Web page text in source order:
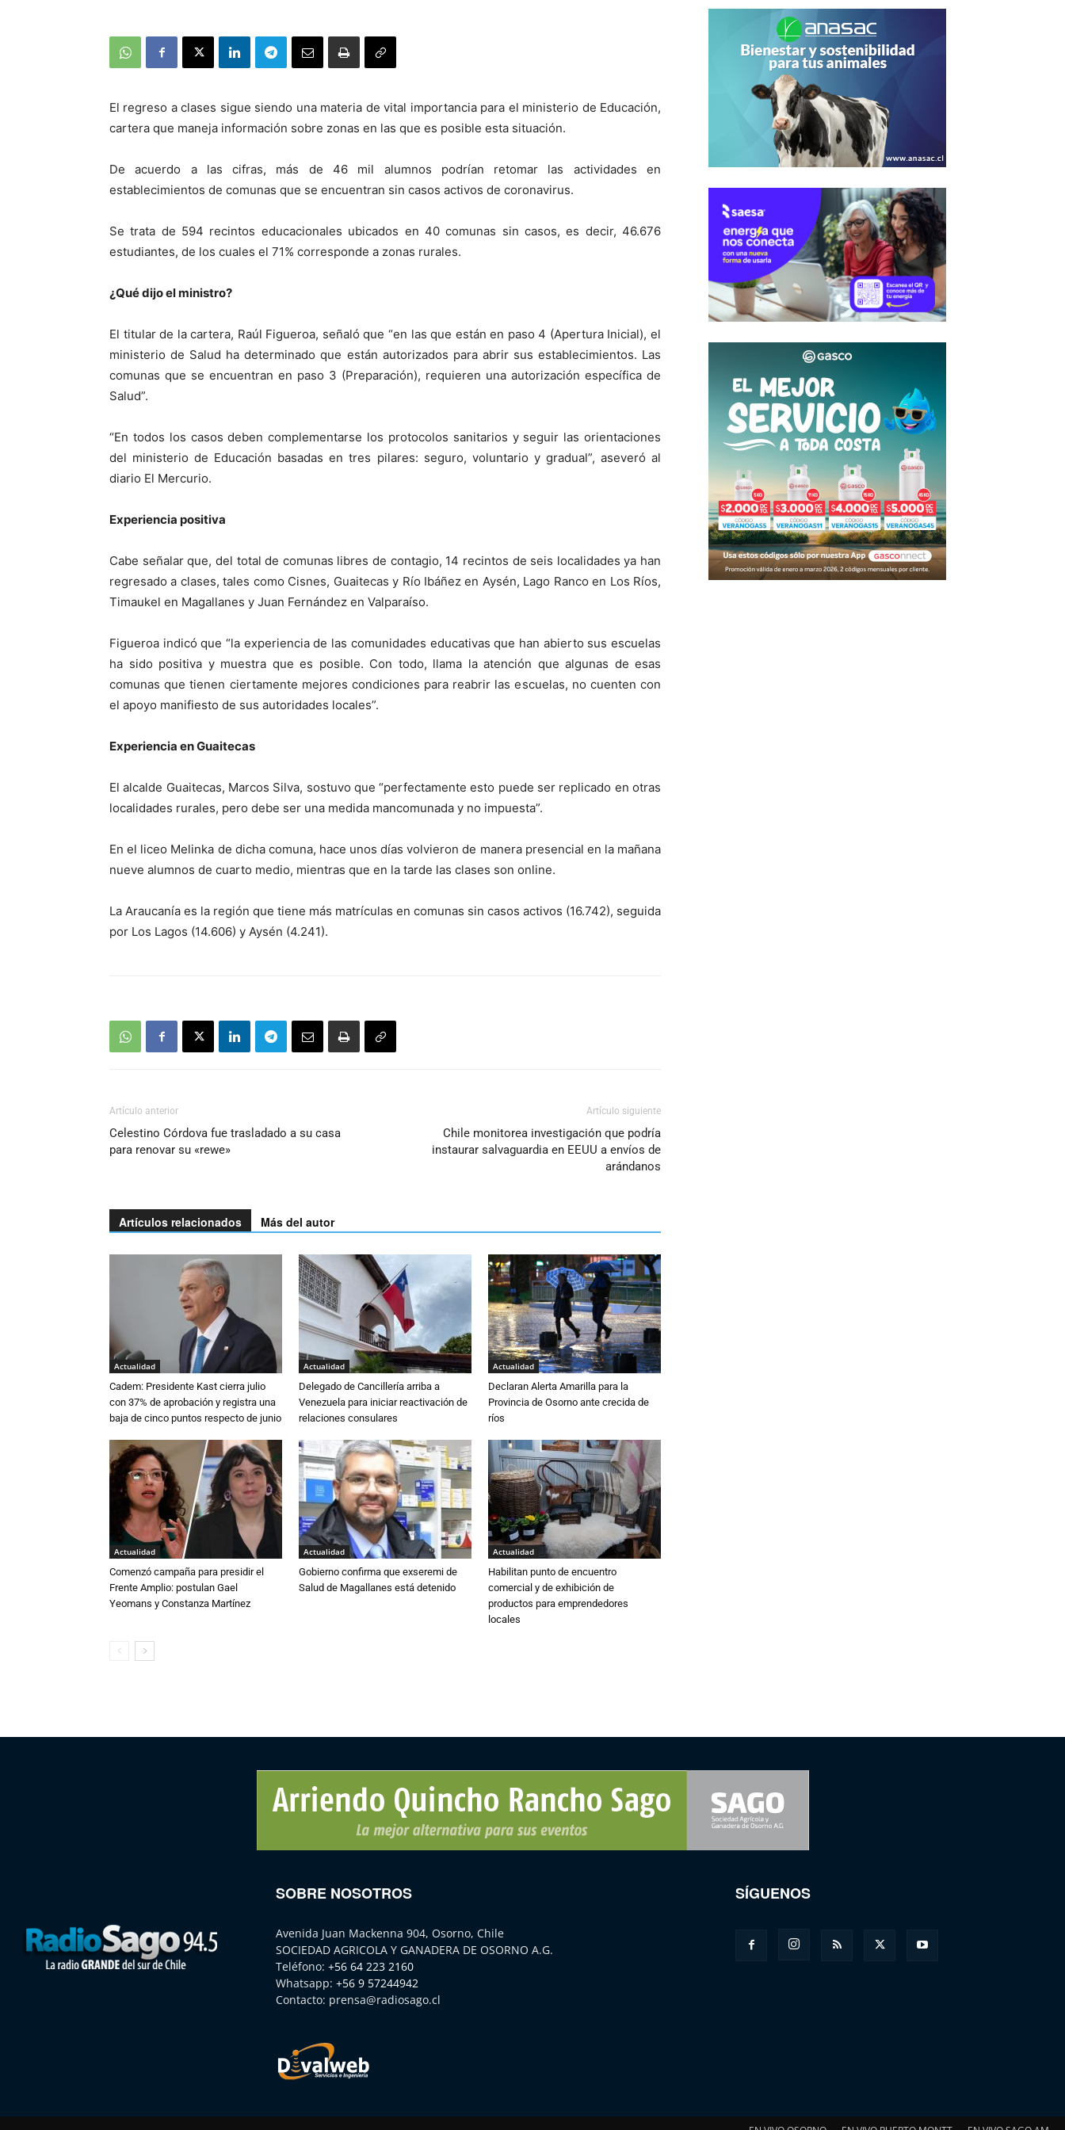
El regreso a clases sigue siendo una materia de vital importancia para el ministerio de Educación,
cartera que maneja información sobre zonas en las que es posible esta situación.
De acuerdo a las cifras, más de 46 mil alumnos podrían retomar las actividades en
establecimientos de comunas que se encuentran sin casos activos de coronavirus.
Se trata de 594 recintos educacionales ubicados en 40 comunas sin casos, es decir, 46.676
estudiantes, de los cuales el 71% corresponde a zonas rurales.
¿Qué dijo el ministro?
El titular de la cartera, Raúl Figueroa, señaló que “en las que están en paso 4 (Apertura Inicial), el
ministerio de Salud ha determinado que están autorizados para abrir sus establecimientos. Las
comunas que se encuentran en paso 3 (Preparación), requieren una autorización específica de
Salud”.
“En todos los casos deben complementarse los protocolos sanitarios y seguir las orientaciones
del ministerio de Educación basadas en tres pilares: seguro, voluntario y gradual”, aseveró al
diario El Mercurio.
Experiencia positiva
Cabe señalar que, del total de comunas libres de contagio, 14 recintos de seis localidades ya han
regresado a clases, tales como Cisnes, Guaitecas y Río Ibáñez en Aysén, Lago Ranco en Los Ríos,
Timaukel en Magallanes y Juan Fernández en Valparaíso.
Figueroa indicó que “la experiencia de las comunidades educativas que han abierto sus escuelas
ha sido positiva y muestra que es posible. Con todo, llama la atención que algunas de esas
comunas que tienen ciertamente mejores condiciones para reabrir las escuelas, no cuenten con
el apoyo manifiesto de sus autoridades locales”.
Experiencia en Guaitecas
El alcalde Guaitecas, Marcos Silva, sostuvo que “perfectamente esto puede ser replicado en otras
localidades rurales, pero debe ser una medida mancomunada y no impuesta”.
En el liceo Melinka de dicha comuna, hace unos días volvieron de manera presencial en la mañana
nueve alumnos de cuarto medio, mientras que en la tarde las clases son online.
La Araucanía es la región que tiene más matrículas en comunas sin casos activos (16.742), seguida
por Los Lagos (14.606) y Aysén (4.241).
Artículo anterior
Celestino Córdova fue trasladado a su casa
para renovar su «rewe»
Artículo siguiente
Chile monitorea investigación que podría
instaurar salvaguardia en EEUU a envíos de
arándanos
Artículos relacionados Más del autor
Actualidad
Cadem: Presidente Kast cierra julio
con 37% de aprobación y registra una
baja de cinco puntos respecto de junio
Actualidad
Delegado de Cancillería arriba a
Venezuela para iniciar reactivación de
relaciones consulares
Actualidad
Declaran Alerta Amarilla para la
Provincia de Osorno ante crecida de
ríos
Actualidad
Comenzó campaña para presidir el
Frente Amplio: postulan Gael
Yeomans y Constanza Martínez
Actualidad
Gobierno confirma que exseremi de
Salud de Magallanes está detenido
Actualidad
Habilitan punto de encuentro
comercial y de exhibición de
productos para emprendedores
locales
SOBRE NOSOTROS
Avenida Juan Mackenna 904, Osorno, Chile
SOCIEDAD AGRICOLA Y GANADERA DE OSORNO A.G.
Teléfono: +56 64 223 2160
Whatsapp: +56 9 57244942
Contacto: prensa@radiosago.cl
SÍGUENOS